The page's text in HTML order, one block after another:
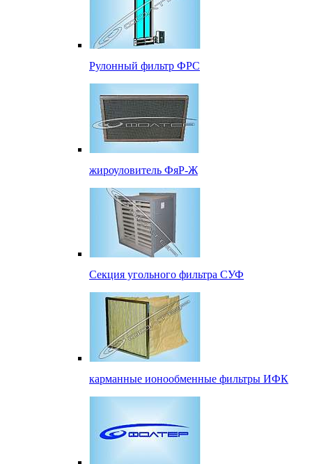
Рулонный фильтр ФРС
жироуловитель ФяР-Ж
Секция угольного фильтра СУФ
карманные ионообменные фильтры ИФК